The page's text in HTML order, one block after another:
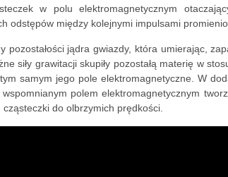
w polu elektromagnetycznym
odstępów między kolejnymi impulsami
pozostałości jądra gwiazdy, która umierając,
siły grawitacji skupiły pozostałą materię w
samym jego pole elektromagnetyczne. W
wspomnianym polem elektromagnetycznym
do olbrzymich prędkości.